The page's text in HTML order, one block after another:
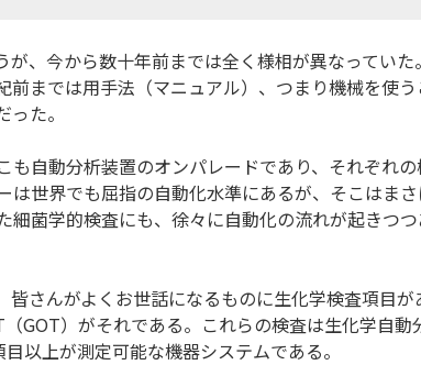
、今から数十年前までは全く様相が異なっていた。
までは用手法（マニュアル）、つまり機械を使う
た。
自動分析装置のオンパレードであり、それぞれ
世界でも屈指の自動化水準にあるが、そこはま
菌学的検査にも、徐々に自動化の流れが起きつつ
さんがよくお世話になるものに生化学検査項目が
GOT）がそれである。これらの検査は生化学自動
以上が測定可能な機器システムである。